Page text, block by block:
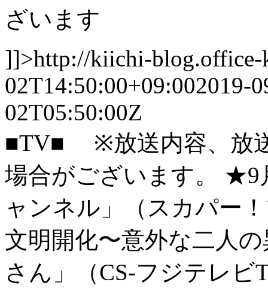
ざいます
]]>http://kiichi-blog.office-
02T14:50:00+09:002019-
02T05:50:00Z
■TV■ ※放送内容、放
場合がございます。 ★9
ャンネル」（スカパー
文明開化〜意外な二人
さん」（CS-フジテレビ